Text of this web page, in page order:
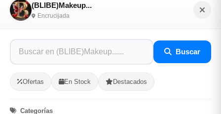
(BLIBE)Makeup...
Encrucijada
Buscar
Ofertas En Stock Destacados
Categorías
1 Ubicacion
PROVINCIA